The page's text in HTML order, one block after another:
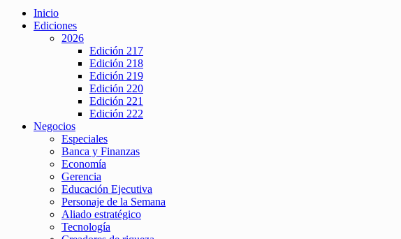
Inicio
Ediciones
2026
Edición 217
Edición 218
Edición 219
Edición 220
Edición 221
Edición 222
Negocios
Especiales
Banca y Finanzas
Economía
Gerencia
Educación Ejecutiva
Personaje de la Semana
Aliado estratégico
Tecnología